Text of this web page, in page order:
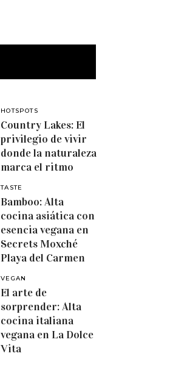
HOTSPOTS
Country Lakes: El
privilegio de vivir
donde la naturaleza
marca el ritmo
TASTE
Bamboo: Alta
cocina asiática con
esencia vegana en
Secrets Moxché
Playa del Carmen
VEGAN
El arte de
sorprender: Alta
cocina italiana
vegana en La Dolce
Vita